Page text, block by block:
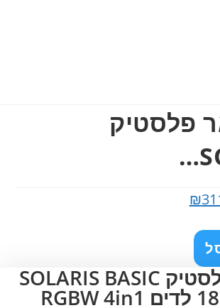
פלסטיק
₪
פנס פאר פלסטיק SOLARIS BASIC
180 V2 עם 18 לדים RGBW 4in1